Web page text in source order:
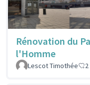
Rénovation du
l'Homme
Lescot Timothée 2